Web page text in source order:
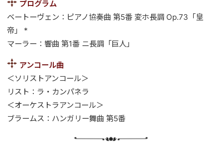
プログラム
ベートーヴェン：ピアノ協奏曲 第5番 変ホ長調 Op.73「皇
帝」 *
マーラー：響曲 第1番 ニ長調「巨人」
アンコール曲
＜ソリストアンコール＞
リスト：ラ・カンパネラ
＜オーケストラアンコール＞
ブラームス：ハンガリー舞曲 第5番